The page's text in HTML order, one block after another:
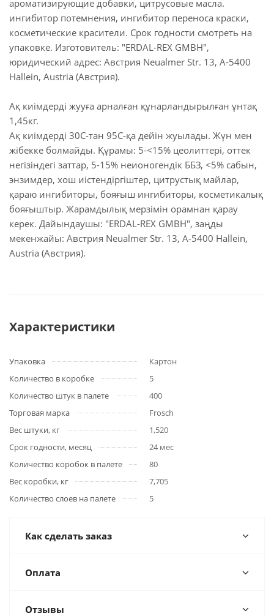
ароматизирующие добавки, цитрусовые масла.
ингибитор потемнения, ингибитор переноса краски,
косметические красители. Срок годности смотреть на
упаковке. Изготовитель: "ERDAL-REX GMBH",
юридический адрес: Австрия Neualmer Str. 13, А-5400
Hallein, Austria (Австрия).
Ақ киімдерді жууға арналған құнарландырылған ұнтақ
1,45кг.
Ақ киімдерді 30С-тан 95С-қа дейін жуылады. Жүн мен
жібекке болмайды. Құрамы: 5-<15% цеолиттері, оттек
негізіндегі заттар, 5-15% неионогендік ББЗ, <5% сабын,
энзимдер, хош иістендіргіштер, цитрустық майлар,
қараю ингибиторы, бояғыш ингибиторы, косметикалық
бояғыштыр. Жарамдылық мерзімін орамнан қарау
керек. Дайындаушы: "ERDAL-REX GMBH", заңды
мекенжайы: Австрия Neualmer Str. 13, А-5400 Hallein,
Austria (Австрия).
Характеристики
Упаковка
Картон
Количество в коробке
5
Количество штук в палете
400
Торговая марка
Frosch
Вес штуки, кг
1,520
Срок годности, месяц
24 мес
Количество коробок в палете
80
Вес коробки, кг
7,705
Количество слоев на палете
5
Как сделать заказ
Оплата
Отзывы